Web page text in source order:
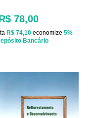
78,00
R$ 74,10 economize 5%
Bancário